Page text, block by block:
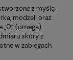
z myślą
modzeli oraz
„Ω” (omega)
skóry z
w zabiegach